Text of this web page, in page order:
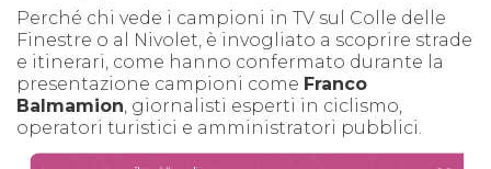
Perché chi vede i campioni in TV sul Colle delle
Finestre o al Nivolet, è invogliato a scoprire strade
e itinerari, come hanno confermato durante la
presentazione campioni come Franco
Balmamion, giornalisti esperti in ciclismo,
operatori turistici e amministratori pubblici.